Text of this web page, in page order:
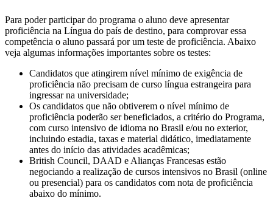
Para poder participar do programa o aluno deve apresentar
proficiência na Língua do país de destino, para comprovar essa
competência o aluno passará por um teste de proficiência. Abaixo
veja algumas informações importantes sobre os testes:
Candidatos que atingirem nível mínimo de exigência de
proficiência não precisam de curso língua estrangeira para
ingressar na universidade;
Os candidatos que não obtiverem o nível mínimo de
proficiência poderão ser beneficiados, a critério do Programa,
com curso intensivo de idioma no Brasil e/ou no exterior,
incluindo estadia, taxas e material didático, imediatamente
antes do início das atividades acadêmicas;
British Council, DAAD e Alianças Francesas estão
negociando a realização de cursos intensivos no Brasil (online
ou presencial) para os candidatos com nota de proficiência
abaixo do mínimo.